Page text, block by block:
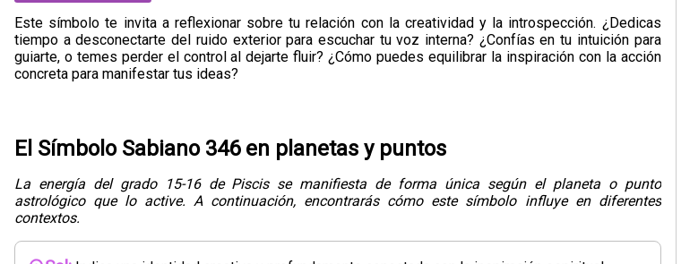
Este símbolo te invita a reflexionar sobre tu relación con la creatividad y la introspección. ¿Dedicas
tiempo a desconectarte del ruido exterior para escuchar tu voz interna? ¿Confías en tu intuición para
guiarte, o temes perder el control al dejarte fluir? ¿Cómo puedes equilibrar la inspiración con la acción
concreta para manifestar tus ideas?
El Símbolo Sabiano 346 en planetas y puntos
La energía del grado 15-16 de Piscis se manifiesta de forma única según el planeta o punto
astrológico que lo active. A continuación, encontrarás cómo este símbolo influye en diferentes
contextos.